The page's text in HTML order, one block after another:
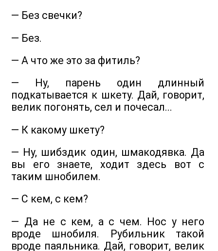
— Без свечки?
— Без.
— А что же это за фитиль?
— Ну, парень один длинный
подкатывается к шкету. Дай, говорит,
велик погонять, сел и почесал...
— К какому шкету?
— Ну, шибздик один, шмакодявка. Да
вы его знаете, ходит здесь вот с
таким шнобилем.
— С кем, с кем?
— Да не с кем, а с чем. Нос у него
вроде шнобиля. Рубильник такой
вроде паяльника. Дай, говорит, велик